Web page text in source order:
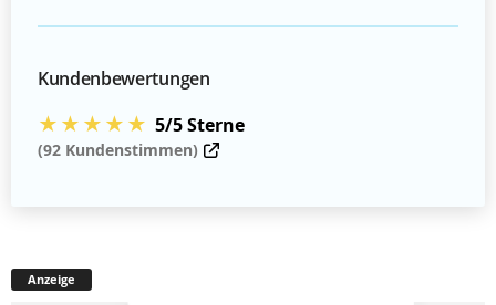
Kundenbewertungen
★★★★★ 5/5 Sterne
(92 Kundenstimmen)
Anzeige